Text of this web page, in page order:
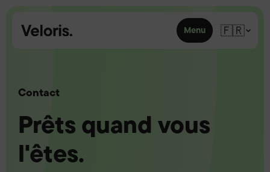
Menu 🇫🇷
Contact
Prêts quand vous
l'êtes.